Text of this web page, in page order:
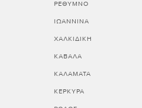
ΡΕΘΥΜΝΟ
ΙΩΑΝΝΙΝΑ
ΧΑΛΚΙΔΙΚΗ
ΚΑΒΑΛΑ
ΚΑΛΑΜΑΤΑ
ΚΕΡΚΥΡΑ